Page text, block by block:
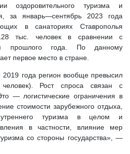
оздоровительного туризма и
за январь—сентябрь 2023 года
в санаториях Ставрополья
тыс. человек в сравнении с
прошлого года. По данному
первое место в стране.
2019 года регион вообще превысил
Рост спроса связан с
— логистические ограничения в
стоимости зарубежного отдыха,
туризма в целом и
в частности, влияние мер
со стороны государства», —